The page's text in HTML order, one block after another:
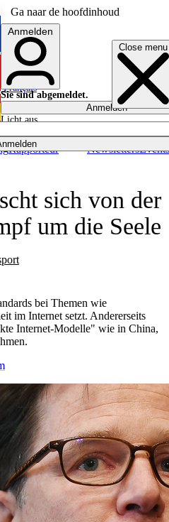
Ga naar de hoofdinhoud
Close menu
Rapporteur NewslettersEvents
English
Français
Anmelden
Sie sind abgemeldet.
Anmelden
Licht aus
sich von der
um die Seele
bei Themen wie
im Internet setzt. Andererseits
Internet-Modelle" wie in China,